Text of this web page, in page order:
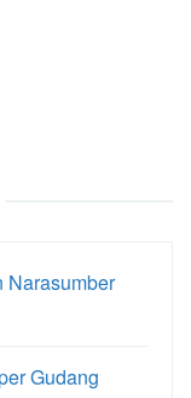
Narasumber
Gudang